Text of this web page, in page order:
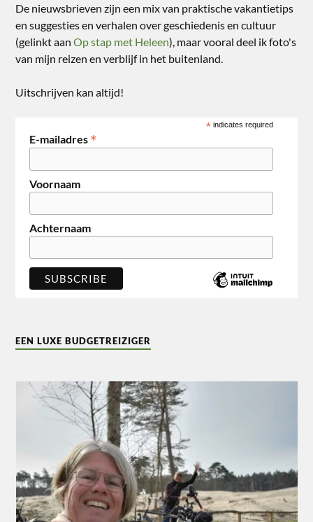
De nieuwsbrieven zijn een mix van praktische vakantietips
en suggesties en verhalen over geschiedenis en cultuur
(gelinkt aanOp stap met Heleen), maar vooral deel ik foto's
van mijn reizen en verblijf in het buitenland.
Uitschrijven kan altijd!
* indicates required
E-mailadres *
Voornaam
Achternaam
EEN LUXE BUDGETREIZIGER